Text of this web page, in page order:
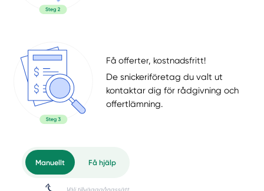
Få offerter, kostnadsfritt!
De snickeriföretag du valt ut
kontaktar dig för rådgivning och
offertlämning.